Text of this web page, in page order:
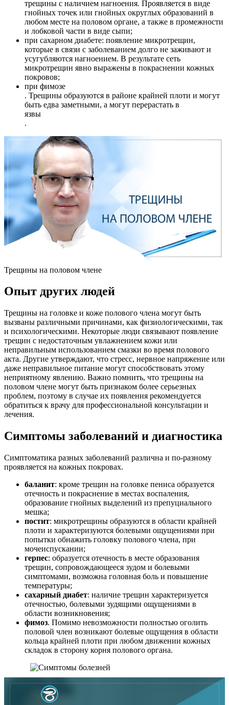
трещины с наличием нагноения. Проявляется в виде
гнойных точек или гнойных округлых образований в
любом месте на половом органе, а также в промежности
и лобковой части в виде сыпи;
при сахарном диабете: появление микротрещин,
которые в связи с заболеванием долго не заживают и
усугубляются нагноением. В результате сеть
микротрещин явно выражены в покраснении кожных
покровов;
при фимозе
. Трещины образуются в районе крайней плоти и могут
быть едва заметными, а могут перерастать в
язвы
.
Трещины на половом члене
Опыт других людей
Трещины на головке и коже полового члена могут быть
вызваны различными причинами, как физиологическими, так
и психологическими. Некоторые люди связывают появление
трещин с недостаточным увлажнением кожи или
неправильным использованием смазки во время полового
акта. Другие утверждают, что стресс, нервное напряжение или
даже неправильное питание могут способствовать этому
неприятному явлению. Важно помнить, что трещины на
половом члене могут быть признаком более серьезных
проблем, поэтому в случае их появления рекомендуется
обратиться к врачу для профессиональной консультации и
лечения.
Симптомы заболеваний и диагностика
Симптоматика разных заболеваний различна и по-разному
проявляется на кожных покровах.
баланит: кроме трещин на головке пениса образуется
отечность и покраснение в местах воспаления,
образование гнойных выделений из препуциального
мешка;
постит: микротрещины образуются в области крайней
плоти и характеризуются болевыми ощущениями при
попытки обнажить головку полового члена, при
мочеиспускании;
герпес: образуется отечность в месте образования
трещин, сопровождающееся зудом и болевыми
симптомами, возможна головная боль и повышение
температуры;
сахарный диабет: наличие трещин характеризуется
отечностью, болевыми зудящими ощущениями в
области возникновения;
фимоз. Помимо невозможности полностью оголить
половой член возникают болевые ощущения в области
кольца крайней плоти при любом движении кожных
складок в сторону корня полового органа.